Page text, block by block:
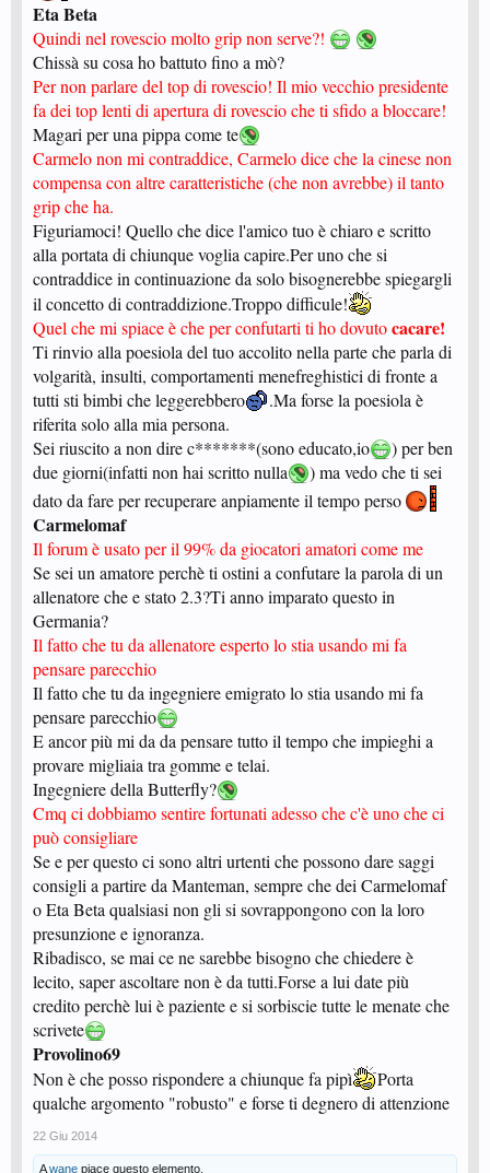
Eta Beta
Quindi nel rovescio molto grip non serve?!
Chissà su cosa ho battuto fino a mò?
Per non parlare del top di rovescio! Il mio vecchio presidente
fa dei top lenti di apertura di rovescio che ti sfido a bloccare!
Magari per una pippa come te
Carmelo non mi contraddice, Carmelo dice che la cinese non
compensa con altre caratteristiche (che non avrebbe) il tanto
grip che ha.
Figuriamoci! Quello che dice l'amico tuo è chiaro e scritto
alla portata di chiunque voglia capire.Per uno che si
contraddice in continuazione da solo bisognerebbe spiegargli
il concetto di contraddizione.Troppo difficule!
Quel che mi spiace è che per confutarti ti ho dovutocacare!
Ti rinvio alla poesiola del tuo accolito nella parte che parla di
volgarità, insulti, comportamenti menefreghistici di fronte a
tutti sti bimbi che leggerebbero
.Ma forse la poesiola è
riferita solo alla mia persona.
Sei riuscito a non dire c*******(sono educato,io
) per ben
due giorni(infatti non hai scritto nulla
) ma vedo che ti sei
dato da fare per recuperare anpiamente il tempo perso
Carmelomaf
Il forum è usato per il 99% da giocatori amatori come me
Se sei un amatore perchè ti ostini a confutare la parola di un
allenatore che e stato 2.3?Ti anno imparato questo in
Germania?
Il fatto che tu da allenatore esperto lo stia usando mi fa
pensare parecchio
Il fatto che tu da ingegniere emigrato lo stia usando mi fa
pensare parecchio
E ancor più mi da da pensare tutto il tempo che impieghi a
provare migliaia tra gomme e telai.
Ingegniere della Butterfly?
Cmq ci dobbiamo sentire fortunati adesso che c'è uno che ci
può consigliare
Se e per questo ci sono altri urtenti che possono dare saggi
consigli a partire da Manteman, sempre che dei Carmelomaf
o Eta Beta qualsiasi non gli si sovrappongono con la loro
presunzione e ignoranza.
Ribadisco, se mai ce ne sarebbe bisogno che chiedere è
lecito, saper ascoltare non è da tutti.Forse a lui date più
credito perchè lui è paziente e si sorbiscie tutte le menate che
scrivete
Provolino69
Non è che posso rispondere a chiunque fa pipì
Porta
qualche argomento "robusto" e forse ti degnero di attenzione
22 Giu 2014
Awane piace questo elemento.